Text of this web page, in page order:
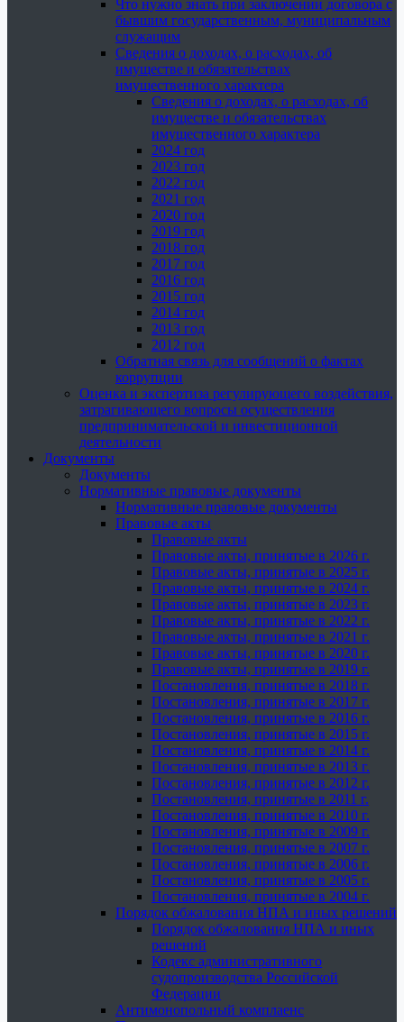
Что нужно знать при заключении договора с
бывшим государственным, муниципальным
служащим
Сведения о доходах, о расходах, об
имуществе и обязательствах
имущественного характера
Сведения о доходах, о расходах, об
имуществе и обязательствах
имущественного характера
2024 год
2023 год
2022 год
2021 год
2020 год
2019 год
2018 год
2017 год
2016 год
2015 год
2014 год
2013 год
2012 год
Обратная связь для сообщений о фактах
коррупции
Оценка и экспертиза регулирующего воздействия,
затрагивающего вопросы осуществления
предпринимательской и инвестиционной
деятельности
Документы
Документы
Нормативные правовые документы
Нормативные правовые документы
Правовые акты
Правовые акты
Правовые акты, принятые в 2026 г.
Правовые акты, принятые в 2025 г.
Правовые акты, принятые в 2024 г.
Правовые акты, принятые в 2023 г.
Правовые акты, принятые в 2022 г.
Правовые акты, принятые в 2021 г.
Правовые акты, принятые в 2020 г.
Правовые акты, принятые в 2019 г.
Постановления, принятые в 2018 г.
Постановления, принятые в 2017 г.
Постановления, принятые в 2016 г.
Постановления, принятые в 2015 г.
Постановления, принятые в 2014 г.
Постановления, принятые в 2013 г.
Постановления, принятые в 2012 г.
Постановления, принятые в 2011 г.
Постановления, принятые в 2010 г.
Постановления, принятые в 2009 г.
Постановления, принятые в 2007 г.
Постановления, принятые в 2006 г.
Постановления, принятые в 2005 г.
Постановления, принятые в 2004 г.
Порядок обжалования НПА и иных решений
Порядок обжалования НПА и иных
решений
Кодекс административного
судопроизводства Российской
Федерации
Антимонопольный комплаенс